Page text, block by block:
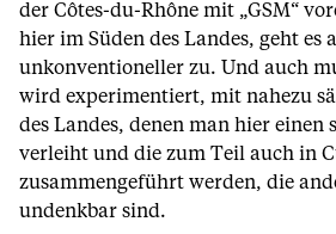
der Côtes-du-Rhône mit „GSM“
hier im Süden des Landes, geht es
unkonventioneller zu. Und auch
wird experimentiert, mit nahezu
des Landes, denen man hier einen
verleiht und die zum Teil auch in
zusammengeführt werden, die
undenkbar sind.